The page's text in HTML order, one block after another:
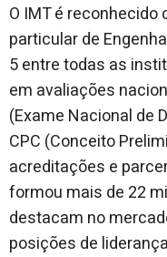
O IMT é
particular de
5 entre todas as
em avaliações
(Exame Nacional de
CPC (Conceito
acreditações e
formou mais de 22
destacam no
posições de